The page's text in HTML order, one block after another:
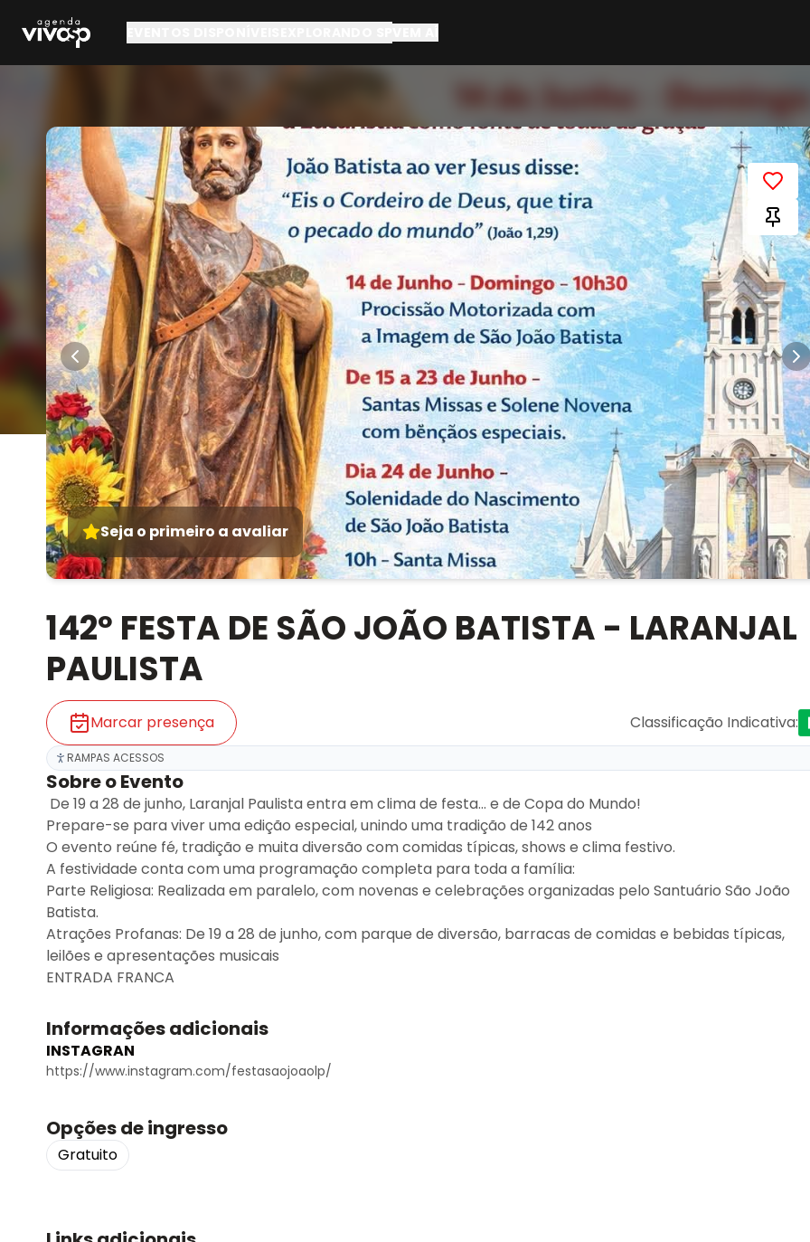
Seja o primeiro a avaliar
142º FESTA DE SÃO JOÃO BATISTA - LARANJAL
PAULISTA
Marcar presença Classificação Indicativa:
RAMPAS ACESSOS
Sobre o Evento
De 19 a 28 de junho, Laranjal Paulista entra em clima de festa… e de Copa do Mundo!
Prepare-se para viver uma edição especial, unindo uma tradição de 142 anos
O evento reúne fé, tradição e muita diversão com comidas típicas, shows e clima festivo.
A festividade conta com uma programação completa para toda a família:
Parte Religiosa: Realizada em paralelo, com novenas e celebrações organizadas pelo Santuário São João
Batista.
Atrações Profanas: De 19 a 28 de junho, com parque de diversão, barracas de comidas e bebidas típicas,
leilões e apresentações musicais
ENTRADA FRANCA
Informações adicionais
INSTAGRAN
https://www.instagram.com/festasaojoaolp/
Opções de ingresso
Gratuito